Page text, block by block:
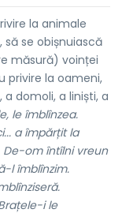
la animale
se obișnuiască
măsură) voinței
privire la oameni,
domoli, a liniști, a
le îmblînzea.
a împărțit la
De-om întîlni vreun
l îmblînzim.
i le